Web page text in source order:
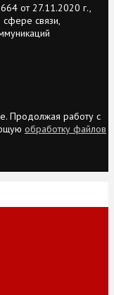
от 27.11.2020 г.,
связи,
Продолжая работу с
обработку файлов